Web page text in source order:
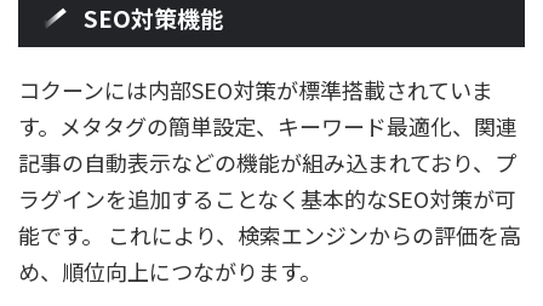
SEO対策機能
コクーンには内部SEO対策が標準搭載されていま
す。メタタグの簡単設定、キーワード最適化、関連
記事の自動表示などの機能が組み込まれており、プ
ラグインを追加することなく基本的なSEO対策が可
能です。 これにより、検索エンジンからの評価を高
め、順位向上につながります。